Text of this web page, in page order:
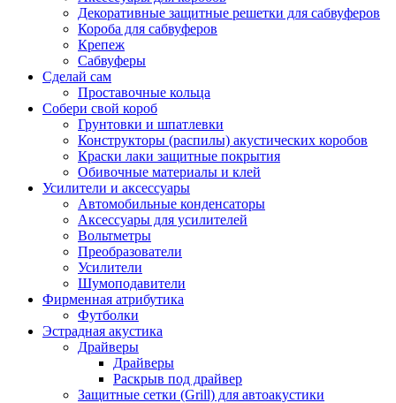
Декоративные защитные решетки для сабвуферов
Короба для сабвуферов
Крепеж
Сабвуферы
Сделай сам
Проставочные кольца
Собери свой короб
Грунтовки и шпатлевки
Конструкторы (распилы) акустических коробов
Краски лаки защитные покрытия
Обивочные материалы и клей
Усилители и аксессуары
Автомобильные конденсаторы
Аксессуары для усилителей
Вольтметры
Преобразователи
Усилители
Шумоподавители
Фирменная атрибутика
Футболки
Эстрадная акустика
Драйверы
Драйверы
Раскрыв под драйвер
Защитные сетки (Grill) для автоакустики